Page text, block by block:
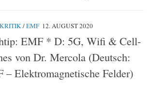
/EMF 12. AUGUST 2020
EMF * D: 5G, Wifi & Cell-
von Dr. Mercola (Deutsch:
– Elektromagnetische Felder)